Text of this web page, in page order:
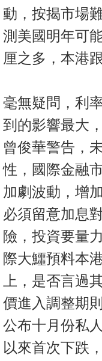
產
新
聞
數
公
佈
置
手
冊
關
於
我
們
動，按揭市場
測美國明年可
厘之多，本港
毫無疑問，利
到的影響最大
曾俊華警告，
性，國際金融
加劇波動，增
必須留意加息
險，投資要量
際大鱷預料本
上，是否言過
價進入調整期
公布十月份私
以來首次下跌